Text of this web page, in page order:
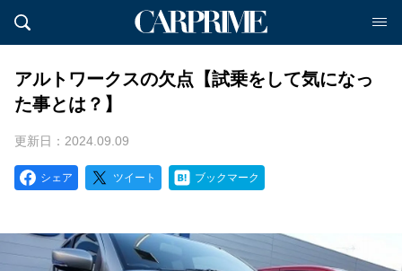
アルトワークスの欠点【試乗をして気になっ
た事とは？】
更新日：2024.09.09
シェア ツイート ブックマーク